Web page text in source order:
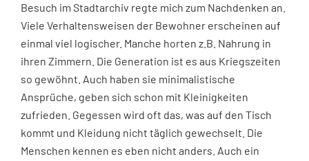
Besuch im Stadtarchiv regte mich zum Nachdenken an.
Viele Verhaltensweisen der Bewohner erscheinen auf
einmal viel logischer. Manche horten z.B. Nahrung in
ihren Zimmern. Die Generation ist es aus Kriegszeiten
so gewöhnt. Auch haben sie minimalistische
Ansprüche, geben sich schon mit Kleinigkeiten
zufrieden. Gegessen wird oft das, was auf den Tisch
kommt und Kleidung nicht täglich gewechselt. Die
Menschen kennen es eben nicht anders. Auch ein